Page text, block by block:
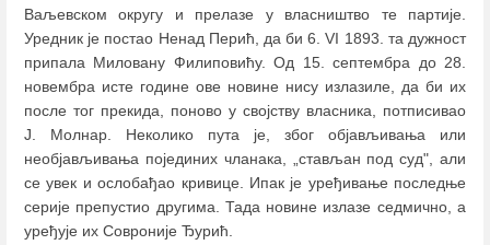
Ваљевском округу и прелазе у власништво те партије.
Уредник је постао Ненад Перић, да би 6. VI 1893. та дужност
припала Миловану Филиповићу. Од 15. септембра до 28.
новембра исте године ове новине нису излазиле, да би их
после тог прекида, поново у својству власника, потписивао
Ј. Молнар. Неколико пута је, због објављивања или
необјављивања појединих чланака, „стављан под суд", али
се увек и ослобађао кривице. Ипак је уређивање последње
серије препустио другима. Тада новине излазе седмично, а
уређује их Совроније Ђурић.